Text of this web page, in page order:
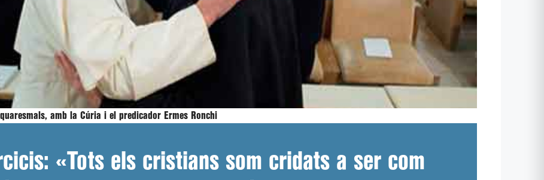
amb la Cúria i el predicador Ermes Ronchi
«Tots els cristians som cridats a ser com